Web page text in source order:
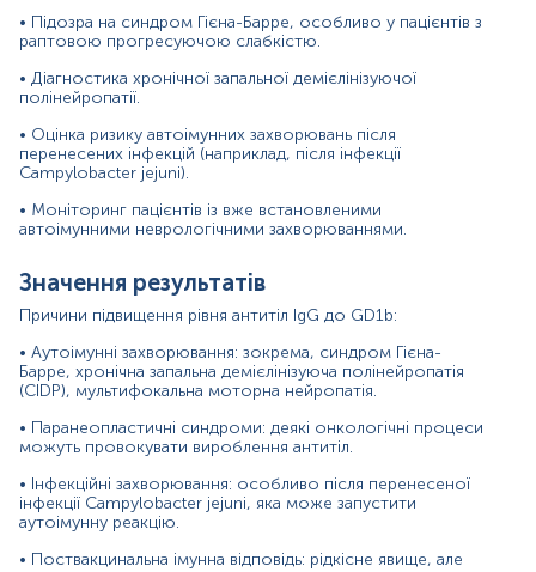
Причини зниження рівня антитіл IgG до GD1b:
• Нормальна фізіологічна реакція (відсутність
патологічного процесу).
• Ремісія автоімунного захворювання після успішного
лікування або природного зниження активності імунної
реакції.
• Прийом імуносупресивних препаратів: зокрема,
кортикостероїди, біологічні препарати, що пригнічують
• Дефіцит імуноглобулінів при первинних або
вторинних імунодефіцитах.
Причини підвищення рівня антитіл IgM до GD1b:
• Гострі імунні реакції: зокрема, рання стадія синдрому
Гієна-Барре.
• Інфекційні захворювання: гостра фаза бактеріальних
або вірусних інфекцій, що можуть провокувати
тимчасове вироблення антитіл.
активно реагувати на специфічні стимулятори.
• Підозра на синдром Гієна-Барре, особливо у пацієнтів з
раптовою прогресуючою слабкістю.
• Діагностика хронічної запальної демієлінізуючої
полінейропатії.
• Оцінка ризику автоімунних захворювань після
перенесених інфекцій (наприклад, після інфекції
Campylobacter jejuni).
• Моніторинг пацієнтів із вже встановленими
автоімунними неврологічними захворюваннями.
Значення результатів
Причини підвищення рівня антитіл IgG до GD1b:
• Аутоімунні захворювання: зокрема, синдром Гієна-
Барре, хронічна запальна демієлінізуюча полінейропатія
(CIDP), мультифокальна моторна нейропатія.
• Паранеопластичні синдроми: деякі онкологічні процеси
можуть провокувати вироблення антитіл.
• Інфекційні захворювання: особливо після перенесеної
інфекції Campylobacter jejuni, яка може запустити
аутоімунну реакцію.
• Поствакцинальна імунна відповідь: рідкісне явище, але